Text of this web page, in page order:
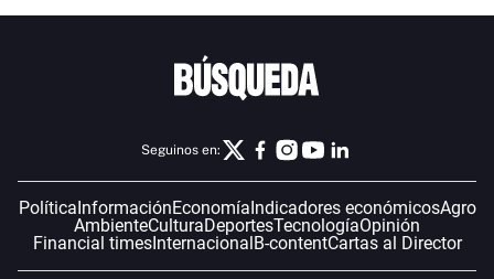
Seguinos en:
Política InformaciónEconomía Indicadores económicosAgro
AmbienteCulturaDeportesTecnologíaOpinión
Financial timesInternacional B-contentCartas al Director